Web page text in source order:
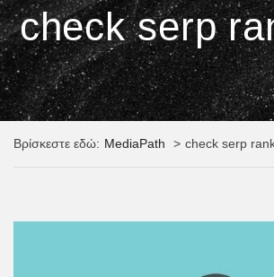
check serp
Βρίσκεστε εδώ: MediaPath check serp